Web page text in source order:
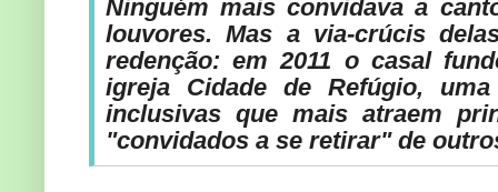
Ninguém mais convidava a
louvores. Mas a via-crúcis
redenção: em 2011 o casal
igreja Cidade de Refúgio, uma
inclusivas que mais atraem
"convidados a se retirar" de